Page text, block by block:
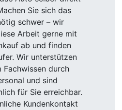
Sie sich das
schwer – wir
Arbeit gerne mit
ab und finden
Wir unterstützen
Fachwissen durch
und sind
für Sie erreichbar.
Kundenkontakt